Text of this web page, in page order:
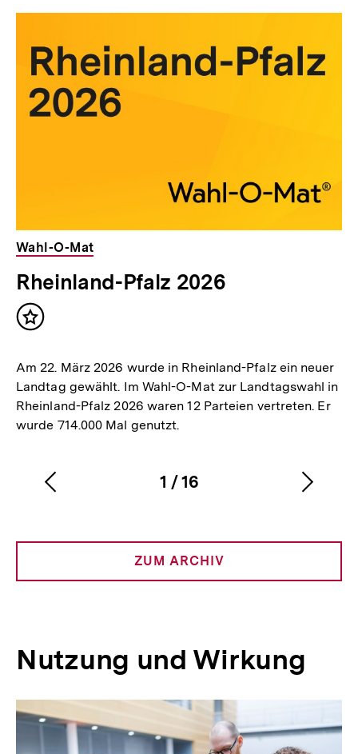
Wahl-O-Mat
Rheinland-Pfalz 2026
Inhalt
Am 22. März 2026 wurde in Rheinland-Pfalz ein neuer
Landtag gewählt. Im Wahl-O-Mat zur Landtagswahl in
Rheinland-Pfalz 2026 waren 12 Parteien vertreten. Er
wurde 714.000 Mal genutzt.
Karussellinhalt
1
von
/16
Vorherigen
anzeigen
ZUM ARCHIV
Nutzung und Wirkung